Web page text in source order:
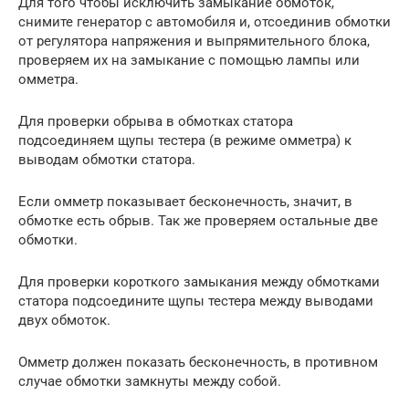
снимите генератор с автомобиля и, отсоединив обмотки
от регулятора напряжения и выпрямительного блока,
проверяем их на замыкание с помощью лампы или
омметра.
Для проверки обрыва в обмотках статора
подсоединяем щупы тестера (в режиме омметра) к
выводам обмотки статора.
Если омметр показывает бесконечность, значит, в
обмотке есть обрыв. Так же проверяем остальные две
обмотки.
Для проверки короткого замыкания между обмотками
статора подсоедините щупы тестера между выводами
двух обмоток.
Омметр должен показать бесконечность, в противном
случае обмотки замкнуты между собой.